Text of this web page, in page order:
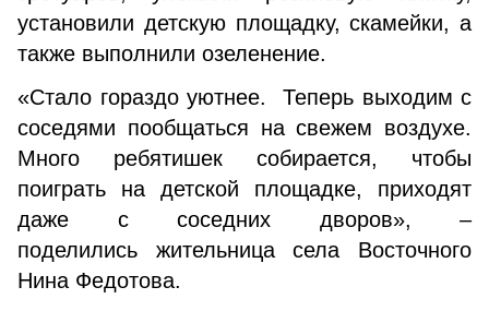
установили детскую площадку, скамейки, а
также выполнили озеленение.
«Стало гораздо уютнее. Теперь выходим с
соседями пообщаться на свежем воздухе.
Много ребятишек собирается, чтобы
поиграть на детской площадке, приходят
даже с соседних дворов», –
поделились жительница села Восточного
Нина Федотова.